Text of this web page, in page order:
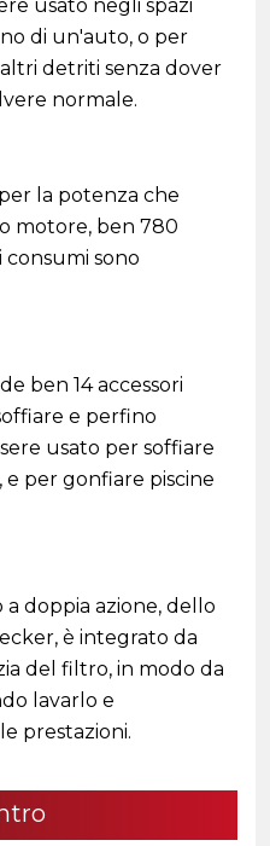
usato negli spazi
di un'auto, o per
detriti senza dover
normale.
la potenza che
motore, ben 780
consumi sono
ben 14 accessori
e perfino
usato per soffiare
e per gonfiare piscine
doppia azione, dello
è integrato da
del filtro, in modo da
lavarlo e
prestazioni.